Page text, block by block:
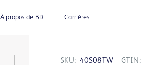
À propos de BD Carrières
SKU: 40S08TW GTIN: